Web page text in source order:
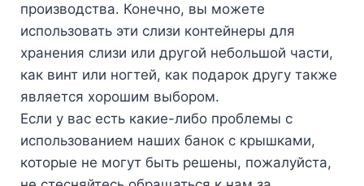
производства. Конечно, вы можете
использовать эти слизи контейнеры для
хранения слизи или другой небольшой части,
как винт или ногтей, как подарок другу также
является хорошим выбором.
Если у вас есть какие-либо проблемы с
использованием наших банок с крышками,
которые не могут быть решены, пожалуйста,